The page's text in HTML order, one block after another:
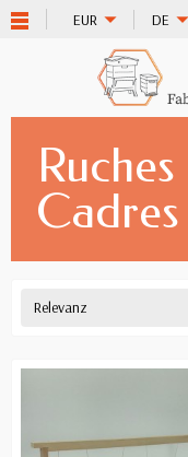
EUR DE
Cadres
Relevanz